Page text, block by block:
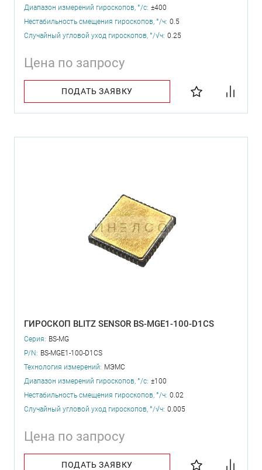
Диапазон измерений гироскопов, °/с: ±400
Нестабильность смещения гироскопов, °/ч: 0.5
Случайный угловой уход гироскопов, °/√ч: 0.25
Цена по запросу
ПОДАТЬ ЗАЯВКУ
ГИРОСКОП BLITZ SENSOR BS-MGE1-100-D1CS
Серия: BS-MG
P/N: BS-MGE1-100-D1CS
Технология измерений: МЭМС
Диапазон измерений гироскопов, °/с: ±100
Нестабильность смещения гироскопов, °/ч: 0.02
Случайный угловой уход гироскопов, °/√ч: 0.005
Цена по запросу
ПОДАТЬ ЗАЯВКУ